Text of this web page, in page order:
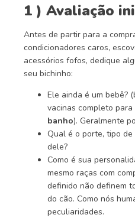
1 ) Avaliação
Antes de partir para a
condicionadores caros,
acessórios fofos, dedique
seu bichinho:
Ele ainda é um bebê?
vacinas completo
banho). Geralmente
Qual é o porte, tipo
dele?
Como é sua
mesmo raças com
definido não definem
do cão. Como nós
peculiaridades.